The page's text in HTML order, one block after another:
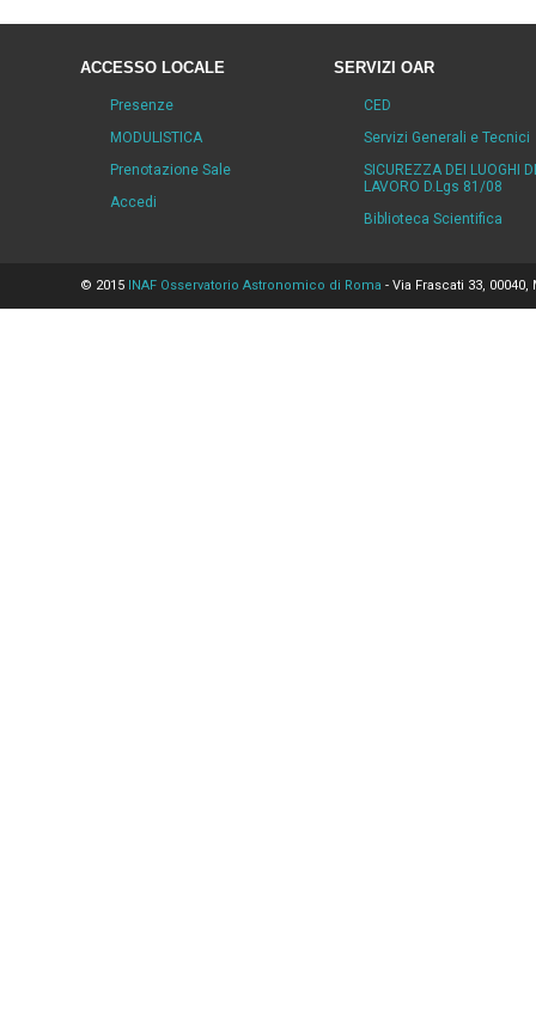
ACCESSO LOCALE
Presenze
MODULISTICA
Prenotazione Sale
Accedi
SERVIZI OAR
CED
Servizi Generali e Tecnici
SICUREZZA DEI LUOGHI DI
LAVORO D.Lgs 81/08
Biblioteca Scientifica
© 2015 INAF Osservatorio Astronomico di Roma - Via Frascati 33,